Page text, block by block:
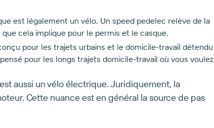
est légalement un vélo. Un speed pedelec relève de la
cela implique pour le permis et le casque.
pour les trajets urbains et le domicile-travail détendu
pour les longs trajets domicile-travail où vous voulez
aussi un vélo électrique. Juridiquement, la
Cette nuance est en général la source de pas